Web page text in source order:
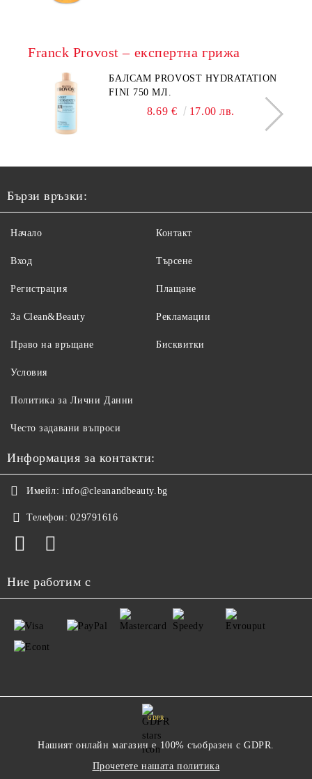
Franck Provost – експертна грижа
БАЛСАМ PROVOST HYDRATATION
FINI 750 МЛ.
8.69 € 17.00 лв.
Бързи връзки:
Начало
Вход
Регистрация
За Clean&Beauty
Контакт
Търсене
Плащане
Рекламации
Право на връщане
Условия
Политика за Лични Данни
Често задавани въпроси
Бисквитки
Информация за контакти:
Имейл: info@cleanandbeauty.bg
Телефон: 029791616
Ние работим с
GDPR
Нашият онлайн магазин е 100% съобразен с GDPR.
Прочетете нашата политика